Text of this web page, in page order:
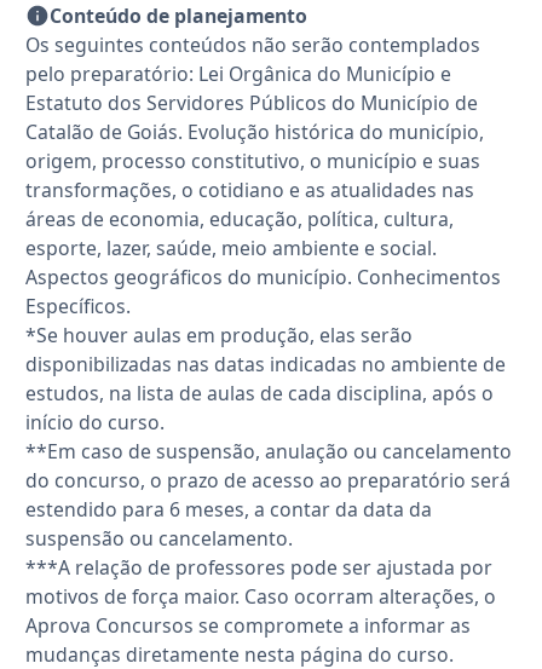
Conteúdo de planejamento
Os seguintes conteúdos não serão contemplados
pelo preparatório: Lei Orgânica do Município e
Estatuto dos Servidores Públicos do Município de
Catalão de Goiás. Evolução histórica do município,
origem, processo constitutivo, o município e suas
transformações, o cotidiano e as atualidades nas
áreas de economia, educação, política, cultura,
esporte, lazer, saúde, meio ambiente e social.
Aspectos geográficos do município. Conhecimentos
Específicos.
*Se houver aulas em produção, elas serão
disponibilizadas nas datas indicadas no ambiente de
estudos, na lista de aulas de cada disciplina, após o
início do curso.
**Em caso de suspensão, anulação ou cancelamento
do concurso, o prazo de acesso ao preparatório será
estendido para 6 meses, a contar da data da
suspensão ou cancelamento.
***A relação de professores pode ser ajustada por
motivos de força maior. Caso ocorram alterações, o
Aprova Concursos se compromete a informar as
mudanças diretamente nesta página do curso.